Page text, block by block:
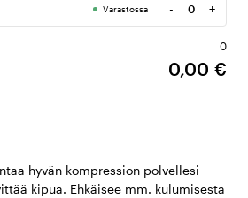
Varastossa -
Määrä
+
0
0,00 €
hyvän kompression polvellesi
kipua. Ehkäisee mm. kulumisesta